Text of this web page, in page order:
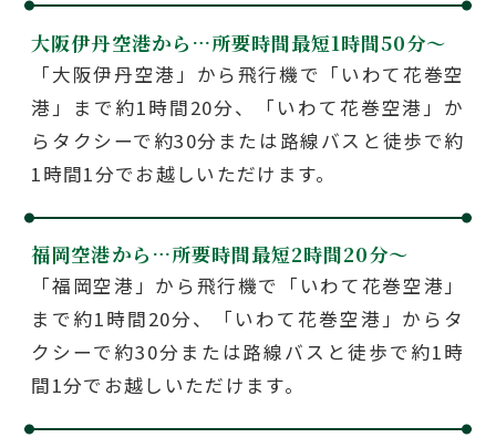
大阪伊丹空港から…所要時間最短1時間50分〜
「大阪伊丹空港」から飛行機で「いわて花巻空
港」まで約1時間20分、「いわて花巻空港」か
らタクシーで約30分または路線バスと徒歩で約
1時間1分でお越しいただけます。
福岡空港から…所要時間最短2時間20分〜
「福岡空港」から飛行機で「いわて花巻空港」
まで約1時間20分、「いわて花巻空港」からタ
クシーで約30分または路線バスと徒歩で約1時
間1分でお越しいただけます。